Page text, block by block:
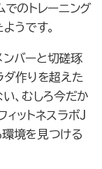
でのトレーニング
うです。
バーと切磋琢
ダ作りを超えた
、むしろ今だか
ィットネスラボJ
境を見つける